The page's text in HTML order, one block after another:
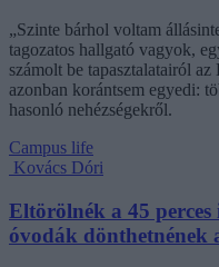
„Szinte bárhol voltam
tagozatos hallgató vagyok,
számolt be tapasztalatairól
azonban korántsem egyedi:
hasonló nehézségekről.
Campus life
Kovács Dóri
Eltörölnék a 45
óvodák dönthetnének